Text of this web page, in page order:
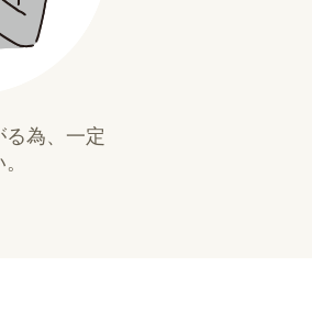
為、一定